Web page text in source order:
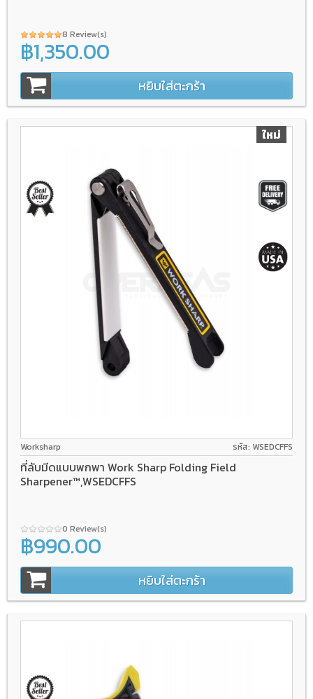
8 Review(s)
฿1,350.00
หยิบใส่ตะกร้า
ใหม่
Worksharp รหัส: WSEDCFFS
ที่ลับมีดแบบพกพา Work Sharp Folding Field
Sharpener™,WSEDCFFS
0 Review(s)
฿990.00
หยิบใส่ตะกร้า